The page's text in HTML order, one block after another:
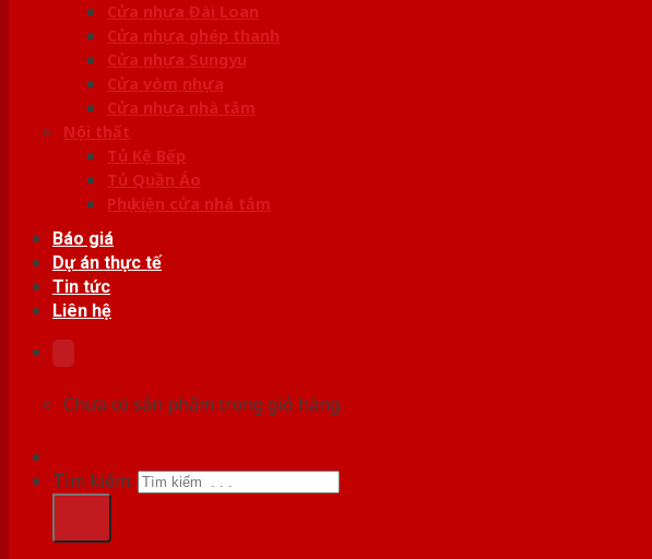
Cửa nhựa Đài Loan
Cửa nhựa ghép thanh
Cửa nhựa Sungyu
Cửa vòm nhựa
Cửa nhựa nhà tắm
Nội thất
Tủ Kệ Bếp
Tủ Quần Áo
Phụ kiện cửa nhà tắm
Báo giá
Dự án thực tế
Tin tức
Liên hệ
Chưa có sản phẩm trong giỏ hàng.
Tìm kiếm: